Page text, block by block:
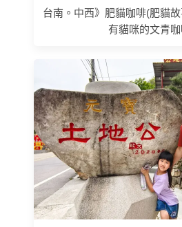
台南。中西》肥貓咖啡(肥貓
有貓咪的文青